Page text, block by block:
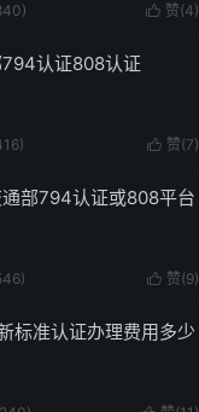
 赞(4)
认证808认证
 赞(7)
部794认证或808平台
 赞(9)
标准认证办理费用多少